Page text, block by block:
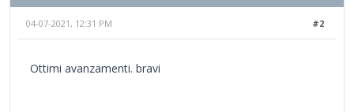
#2
04-07-2021, 12:31 PM
Ottimi avanzamenti. bravi